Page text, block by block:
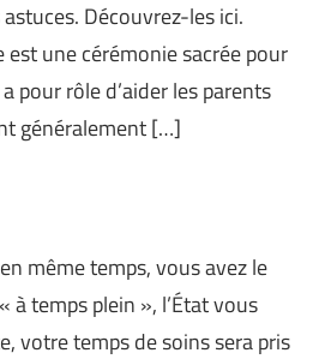
Découvrez-les ici.
est une cérémonie sacrée pour
pour rôle d’aider les parents
généralement […]
même temps, vous avez le
à temps plein », l’État vous
votre temps de soins sera pris